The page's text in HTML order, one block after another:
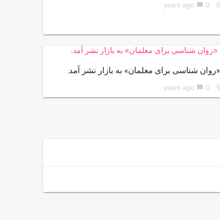
56
chat_bubble 0
شناسی برای معلمان» به بازار نشر آمد.
56
chat_bubble 0